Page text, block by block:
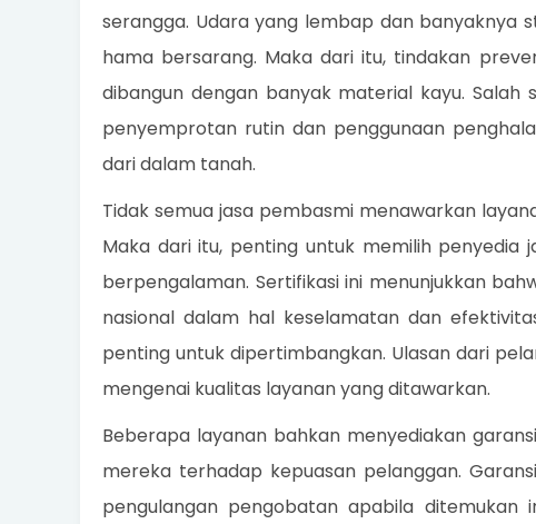
serangga. Udara yang lembap dan
hama bersarang. Maka dari itu, tindakan
dibangun dengan banyak material kayu.
penyemprotan rutin dan penggunaan
dari dalam tanah.
Tidak semua jasa pembasmi menawarkan
Maka dari itu, penting untuk memilih penyedia
berpengalaman. Sertifikasi ini menunjukkan
nasional dalam hal keselamatan dan
penting untuk dipertimbangkan. Ulasan dari
mengenai kualitas layanan yang ditawarkan.
Beberapa layanan bahkan menyediakan
mereka terhadap kepuasan pelanggan.
pengulangan pengobatan apabila